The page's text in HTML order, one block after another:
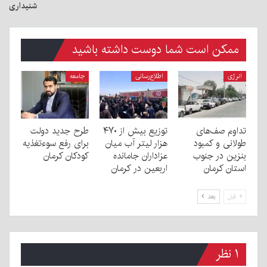
شنیداری
ممکن است شما دوست داشته باشید
انرژی
تداوم صف‌های
طولانی و کمبود
بنزین در جنوب
استان کرمان
اطلاع‌رسانی
توزیع بیش از ۴۷۰
هزار لیتر آب میان
عزاداران جامانده
اربعین در کرمان
جامعه
طرح جدید دولت
برای رفع سوءتغذیه
کودکان کرمان
قبل بعد
۱ نظر